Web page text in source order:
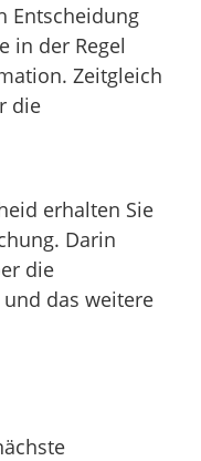
Entscheidung
in der Regel
Zeitgleich
die
erhalten Sie
Darin
die
das weitere